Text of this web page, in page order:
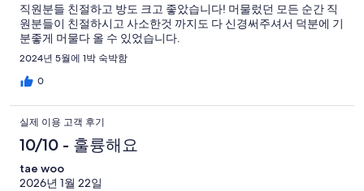
직원분들 친절하고 방도 크고 좋았습니다! 머물렀던 모든 순간 직
원분들이 친절하시고 사소한것 까지도 다 신경써주셔서 덕분에 기
분좋게 머물다 올 수 있었습니다.
2024년 5월에 1박 숙박함
0
실제 이용 고객 후기
10/10 - 훌륭해요
tae woo
2026년 1월 22일